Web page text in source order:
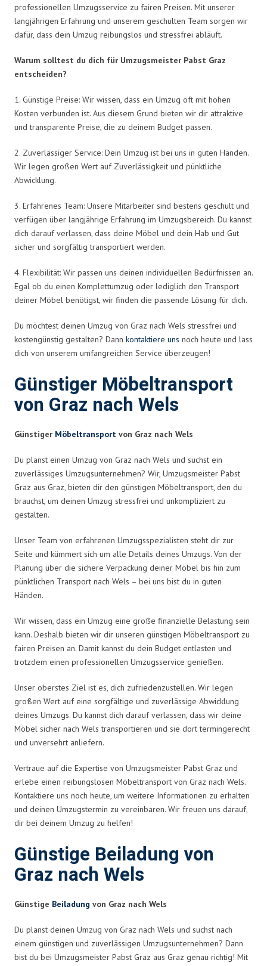
professionellen Umzugsservice zu fairen Preisen. Mit unserer
langjährigen Erfahrung und unserem geschulten Team sorgen wir
dafür, dass dein Umzug reibungslos und stressfrei abläuft.
Warum solltest du dich für Umzugsmeister Pabst Graz
entscheiden?
1. Günstige Preise: Wir wissen, dass ein Umzug oft mit hohen
Kosten verbunden ist. Aus diesem Grund bieten wir dir attraktive
und transparente Preise, die zu deinem Budget passen.
2. Zuverlässiger Service: Dein Umzug ist bei uns in guten Händen.
Wir legen großen Wert auf Zuverlässigkeit und pünktliche
Abwicklung.
3. Erfahrenes Team: Unsere Mitarbeiter sind bestens geschult und
verfügen über langjährige Erfahrung im Umzugsbereich. Du kannst
dich darauf verlassen, dass deine Möbel und dein Hab und Gut
sicher und sorgfältig transportiert werden.
4. Flexibilität: Wir passen uns deinen individuellen Bedürfnissen an.
Egal ob du einen Komplettumzug oder lediglich den Transport
deiner Möbel benötigst, wir finden die passende Lösung für dich.
Du möchtest deinen Umzug von Graz nach Wels stressfrei und
kostengünstig gestalten? Dann kontaktiere uns noch heute und lass
dich von unserem umfangreichen Service überzeugen!
Günstiger Möbeltransport
von Graz nach Wels
Günstiger Möbeltransport von Graz nach Wels
Du planst einen Umzug von Graz nach Wels und suchst ein
zuverlässiges Umzugsunternehmen? Wir, Umzugsmeister Pabst
Graz aus Graz, bieten dir den günstigen Möbeltransport, den du
brauchst, um deinen Umzug stressfrei und unkompliziert zu
gestalten.
Unser Team von erfahrenen Umzugsspezialisten steht dir zur
Seite und kümmert sich um alle Details deines Umzugs. Von der
Planung über die sichere Verpackung deiner Möbel bis hin zum
pünktlichen Transport nach Wels – bei uns bist du in guten
Händen.
Wir wissen, dass ein Umzug eine große finanzielle Belastung sein
kann. Deshalb bieten wir dir unseren günstigen Möbeltransport zu
fairen Preisen an. Damit kannst du dein Budget entlasten und
trotzdem einen professionellen Umzugsservice genießen.
Unser oberstes Ziel ist es, dich zufriedenzustellen. Wir legen
großen Wert auf eine sorgfältige und zuverlässige Abwicklung
deines Umzugs. Du kannst dich darauf verlassen, dass wir deine
Möbel sicher nach Wels transportieren und sie dort termingerecht
und unversehrt anliefern.
Vertraue auf die Expertise von Umzugsmeister Pabst Graz und
erlebe einen reibungslosen Möbeltransport von Graz nach Wels.
Kontaktiere uns noch heute, um weitere Informationen zu erhalten
und deinen Umzugstermin zu vereinbaren. Wir freuen uns darauf,
dir bei deinem Umzug zu helfen!
Günstige Beiladung von
Graz nach Wels
Günstige Beiladung von Graz nach Wels
Du planst deinen Umzug von Graz nach Wels und suchst nach
einem günstigen und zuverlässigen Umzugsunternehmen? Dann
bist du bei Umzugsmeister Pabst Graz aus Graz genau richtig! Mit